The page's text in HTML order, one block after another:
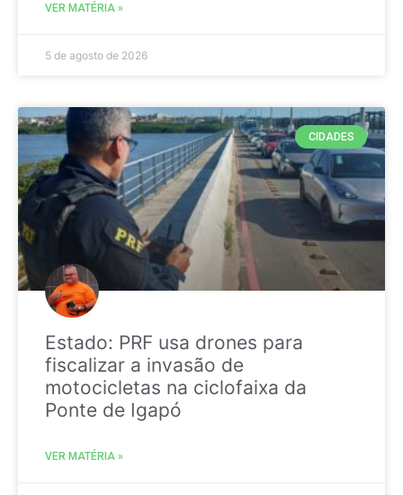
VER MATÉRIA »
5 de agosto de 2026
CIDADES
Estado: PRF usa drones para
fiscalizar a invasão de
motocicletas na ciclofaixa da
Ponte de Igapó
VER MATÉRIA »